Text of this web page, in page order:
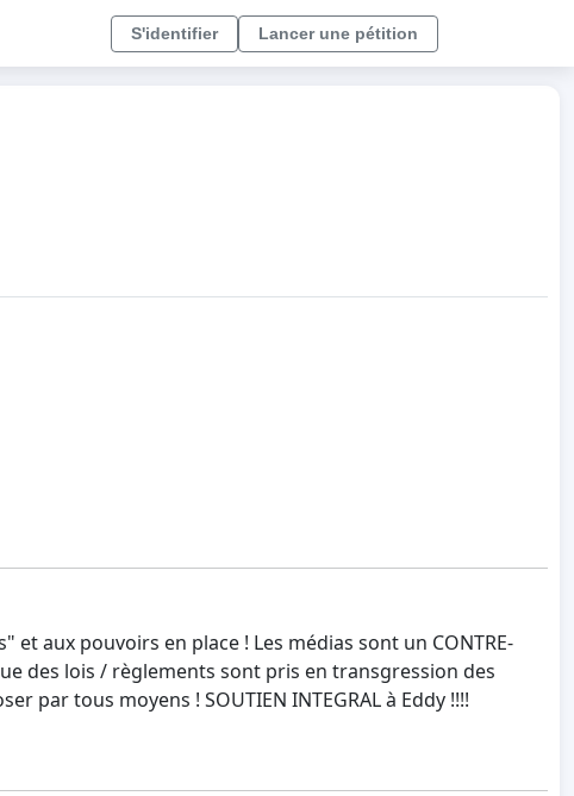
S'identifier Lancer une pétition
aux pouvoirs en place ! Les médias sont un CONTRE-
des lois / règlements sont pris en transgression des
par tous moyens ! SOUTIEN INTEGRAL à Eddy !!!!